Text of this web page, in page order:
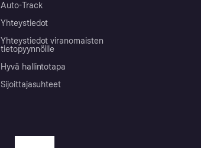
Auto-Track
Yhteystiedot
Yhteystiedot viranomaisten
tietopyynnöille
Hyvä hallintotapa
Sijoittajasuhteet